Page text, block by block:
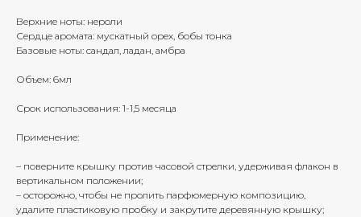
Верхние ноты: нероли
Сердце аромата: мускатный орех, бобы тонка
Базовые ноты: сандал, ладан, амбра
Объем: 6мл
Срок использования: 1-1,5 месяца
Применение:
– поверните крышку против часовой стрелки, удерживая флакон в
вертикальном положении;
– осторожно, чтобы не пролить парфюмерную композицию,
удалите пластиковую пробку и закрутите деревянную крышку;